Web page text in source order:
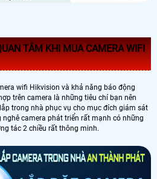
TÂM KHI MUA CAMERA WIFI
wifi Hikvision và khả năng báo động
trên camera là những tiêu chí bạn nên
trong nhà phục vụ cho mục đích giám sát
camera phát triển rất mạnh có những
tác 2 chiều rất thông minh.